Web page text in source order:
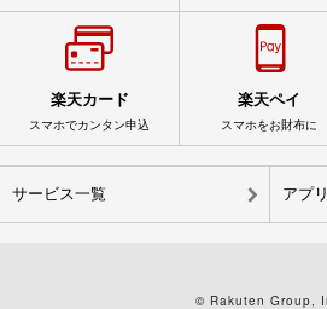
楽天カード
スマホでカンタン申込
楽天ペイ
スマホをお財布に
サービス一覧 アプ
© Rakuten Group,